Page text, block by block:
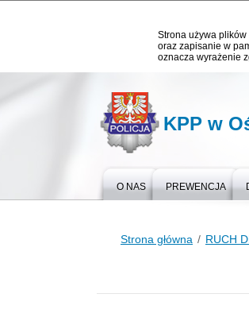
Strona używa plików
oraz zapisanie w
oznacza wyrażenie
KPP w
O NAS PREWENCJA
Strona główna RUCH